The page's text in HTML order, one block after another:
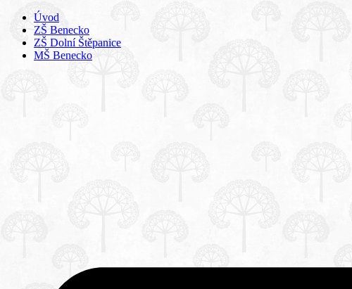
Úvod
ZŠ Benecko
ZŠ Dolní Štěpanice
MŠ Benecko